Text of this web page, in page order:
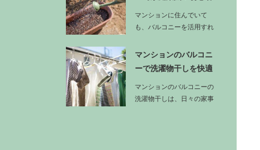
でも収穫で…
マンションに住んでいて
も、バルコニーを活用すれ
ことができ…
マンションのバルコニ
ーで洗濯物干しを快適
に！家事動…
マンションのバルコニーの
洗濯物干しは、日々の家事